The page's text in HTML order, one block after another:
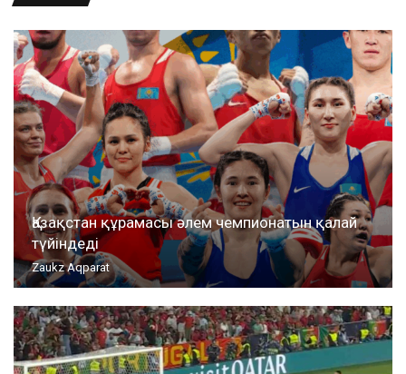
Қазақстан құрамасы әлем чемпионатын қалай
түйіндеді
Zaukz Aqparat